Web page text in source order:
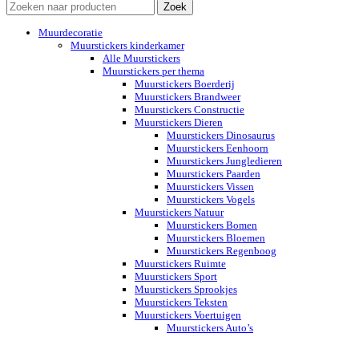
Zoek
Muurdecoratie
Muurstickers kinderkamer
Alle Muurstickers
Muurstickers per thema
Muurstickers Boerderij
Muurstickers Brandweer
Muurstickers Constructie
Muurstickers Dieren
Muurstickers Dinosaurus
Muurstickers Eenhoorn
Muurstickers Jungledieren
Muurstickers Paarden
Muurstickers Vissen
Muurstickers Vogels
Muurstickers Natuur
Muurstickers Bomen
Muurstickers Bloemen
Muurstickers Regenboog
Muurstickers Ruimte
Muurstickers Sport
Muurstickers Sprookjes
Muurstickers Teksten
Muurstickers Voertuigen
Muurstickers Auto’s